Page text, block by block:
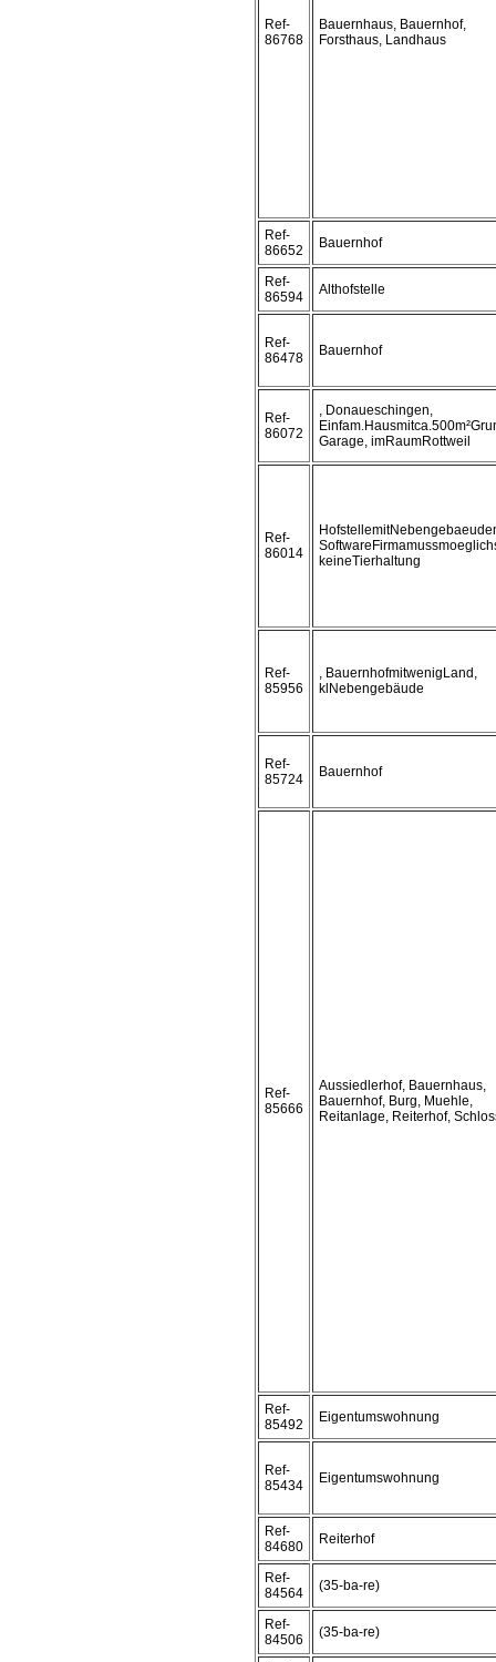
Ref-
86768
Bauernhaus, Bauernhof,
Forsthaus, Landhaus
Ref-
86652
Bauernhof
Ref-
86594
Althofstelle
Ref-
86478
Bauernhof
Ref-
86072
, Donaueschingen,
Garage, imRaumRottweil
Ref-
86014
keineTierhaltung
Ref-
85956
, BauernhofmitwenigLand,
klNebengebäude
Ref-
85724
Bauernhof
Ref-
85666
Aussiedlerhof, Bauernhaus,
Bauernhof, Burg, Muehle,
Reitanlage, Reiterhof,
Ref-
85492
Eigentumswohnung
Ref-
85434
Eigentumswohnung
Ref-
84680
Reiterhof
Ref-
84564
(35-ba-re)
Ref-
84506
(35-ba-re)